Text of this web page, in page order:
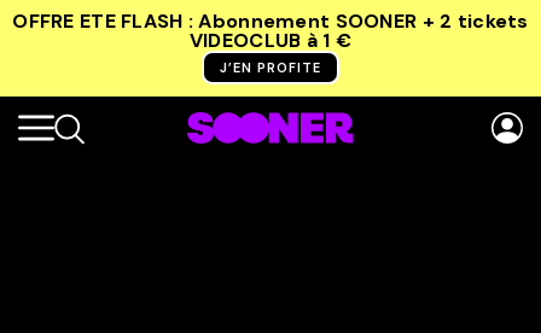
OFFRE ETE FLASH : Abonnement SOONER + 2 tickets
VIDEOCLUB à 1 €
J’EN PROFITE